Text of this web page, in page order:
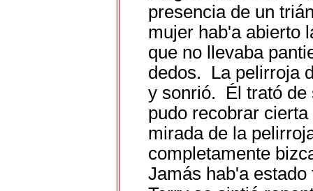
presencia de un
mujer hab'a abierto
que no llevaba
dedos. La pelirroja
y sonrió. Él trató de
pudo recobrar
mirada de la
completamente
Jamás hab'a